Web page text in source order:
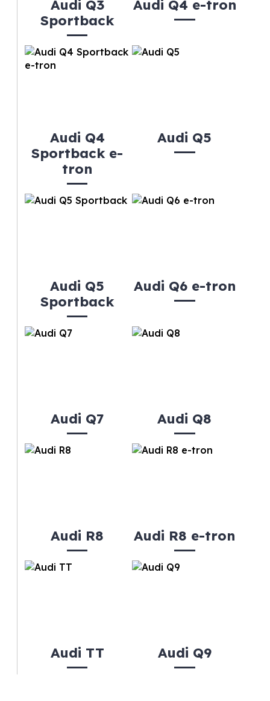
Audi Q3
Sportback
Audi Q4 e-tron
Audi Q4
Sportback e-
tron
Audi Q5
Audi Q5
Sportback
Audi Q6 e-tron
Audi Q7 Audi Q8
Audi R8 Audi R8 e-tron
Audi TT Audi Q9